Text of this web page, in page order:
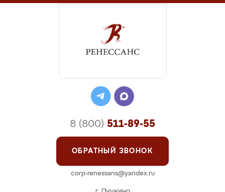
8 (800) 511-89-55
ОБРАТНЫЙ ЗВОНОК
corp-renessans@yandex.ru